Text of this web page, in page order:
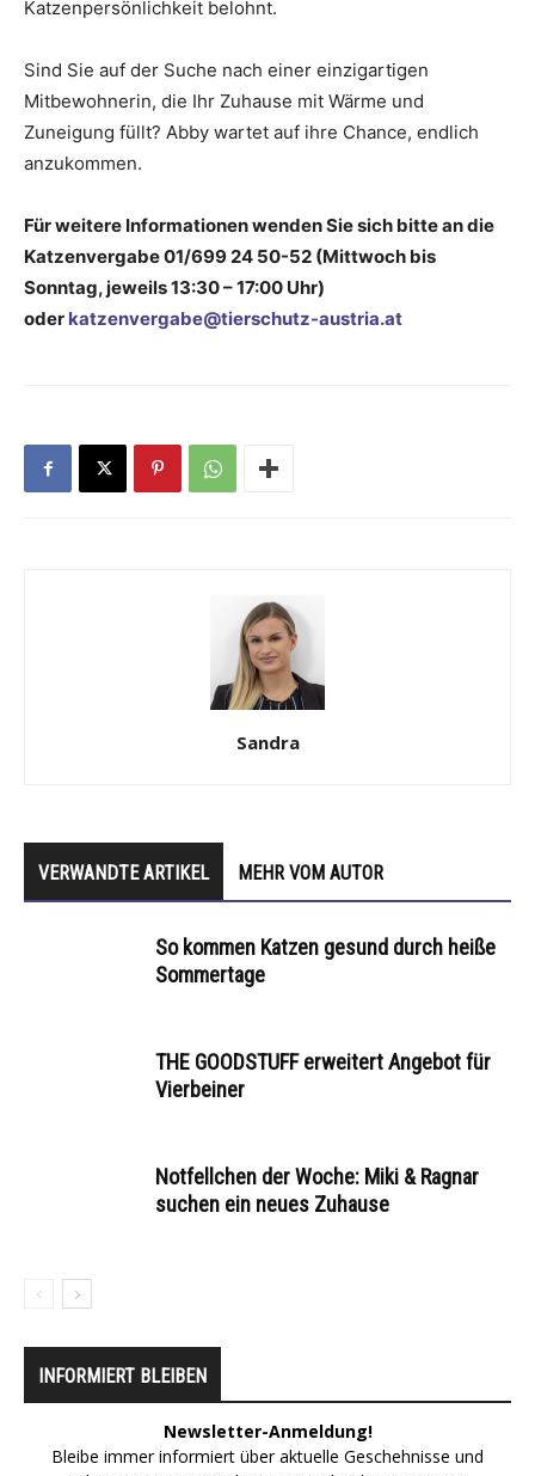
Katzenpersönlichkeit belohnt.
Sind Sie auf der Suche nach einer einzigartigen
Mitbewohnerin, die Ihr Zuhause mit Wärme und
Zuneigung füllt? Abby wartet auf ihre Chance, endlich
anzukommen.
Für weitere Informationen wenden Sie sich bitte an die
Katzenvergabe 01/699 24 50-52 (Mittwoch bis
Sonntag, jeweils 13:30 – 17:00 Uhr)
oder katzenvergabe@tierschutz-austria.at
Sandra
VERWANDTE ARTIKEL MEHR VOM AUTOR
So kommen Katzen gesund durch heiße
Sommertage
THE GOODSTUFF erweitert Angebot für
Vierbeiner
Notfellchen der Woche: Miki & Ragnar
suchen ein neues Zuhause
INFORMIERT BLEIBEN
Newsletter-Anmeldung!
Bleibe immer informiert über aktuelle Geschehnisse und